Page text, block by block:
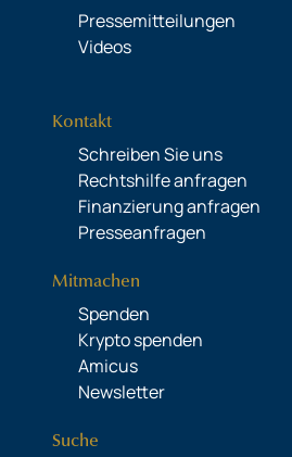
Pressemitteilungen
Videos
Kontakt
Schreiben Sie uns
Rechtshilfe anfragen
Finanzierung anfragen
Presseanfragen
Mitmachen
Spenden
Krypto spenden
Amicus
Newsletter
Suche